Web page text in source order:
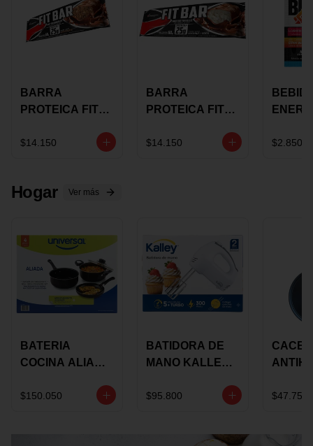
BARRA
PROTEICA FIT
CHOCOLATE X
$14.150
BARRA
PROTEICA FIT
GRS
$14.150
STACK 6G
$2.850
Hogar Ver más
BATERIA
COCINA ALIADA
PIEZAS
$150.050
BATIDORA DE
MANO KALLEY
VELOCIDADES
$95.800
TAPA
$47.750